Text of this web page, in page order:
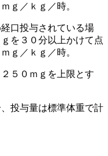
ｇ／ｋｇ／時。
口投与されている場
を３０分以上かけて点
ｇ／ｋｇ／時。
５０ｍｇを上限とす
投与量は標準体重で計